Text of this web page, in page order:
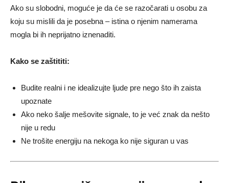
Ako su slobodni, moguće je da će se razočarati u osobu za
koju su mislili da je posebna – istina o njenim namerama
mogla bi ih neprijatno iznenaditi.
Kako se zaštititi:
Budite realni i ne idealizujte ljude pre nego što ih zaista
upoznate
Ako neko šalje mešovite signale, to je već znak da nešto
nije u redu
Ne trošite energiju na nekoga ko nije siguran u vas